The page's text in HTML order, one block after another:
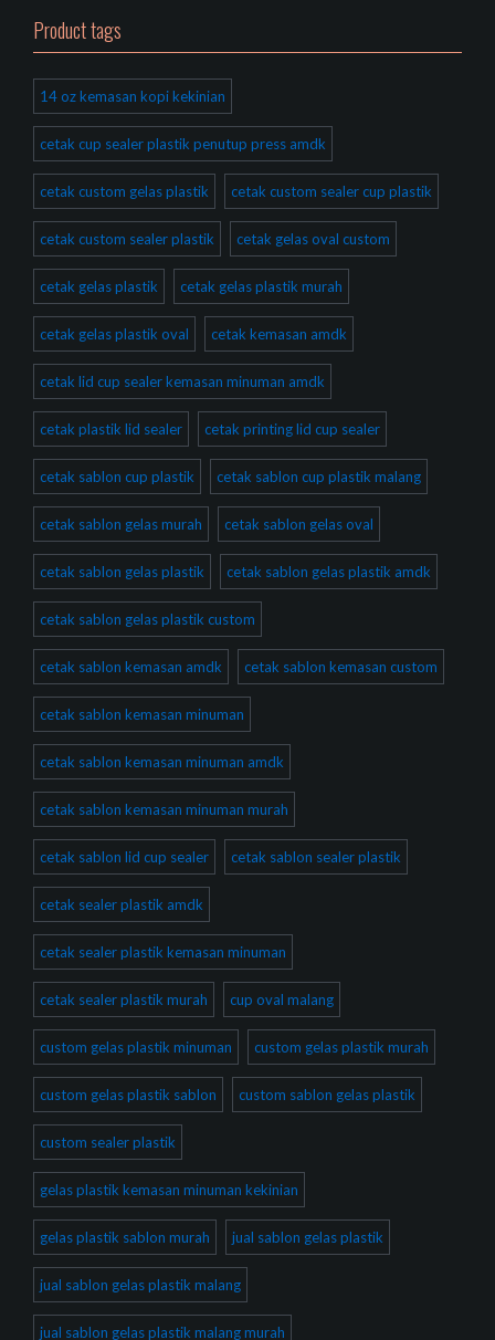
Product tags
14 oz kemasan kopi kekinian
cetak cup sealer plastik penutup press amdk
cetak custom gelas plastik cetak custom sealer cup plastik
cetak custom sealer plastik cetak gelas oval custom
cetak gelas plastik cetak gelas plastik murah
cetak gelas plastik oval cetak kemasan amdk
cetak lid cup sealer kemasan minuman amdk
cetak plastik lid sealer cetak printing lid cup sealer
cetak sablon cup plastik cetak sablon cup plastik malang
cetak sablon gelas murah cetak sablon gelas oval
cetak sablon gelas plastik cetak sablon gelas plastik amdk
cetak sablon gelas plastik custom
cetak sablon kemasan amdk cetak sablon kemasan custom
cetak sablon kemasan minuman
cetak sablon kemasan minuman amdk
cetak sablon kemasan minuman murah
cetak sablon lid cup sealer cetak sablon sealer plastik
cetak sealer plastik amdk
cetak sealer plastik kemasan minuman
cetak sealer plastik murah cup oval malang
custom gelas plastik minuman custom gelas plastik murah
custom gelas plastik sablon custom sablon gelas plastik
custom sealer plastik
gelas plastik kemasan minuman kekinian
gelas plastik sablon murah jual sablon gelas plastik
jual sablon gelas plastik malang
jual sablon gelas plastik malang murah